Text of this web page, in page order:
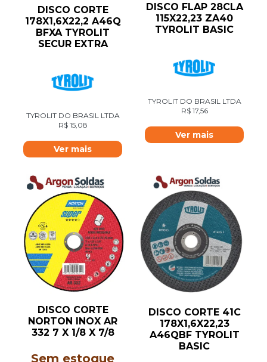
DISCO CORTE
178X1,6X22,2 A46Q
BFXA TYROLIT
SECUR EXTRA
TYROLIT DO BRASIL LTDA
R$ 15,08
Ver mais
DISCO FLAP 28CLA
115X22,23 ZA40
TYROLIT BASIC
TYROLIT DO BRASIL LTDA
R$17,56
Ver mais
DISCO CORTE
NORTON INOX AR
332 7 X 1/8 X 7/8
Sem estoque
DISCO CORTE 41C
178X1,6X22,23
A46QBF TYROLIT
BASIC